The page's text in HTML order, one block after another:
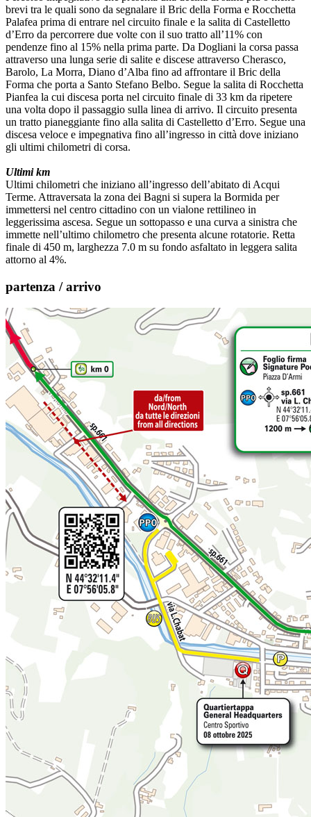
brevi tra le quali sono da segnalare il Bric della Forma e Rocchetta
Palafea prima di entrare nel circuito finale e la salita di Castelletto
d’Erro da percorrere due volte con il suo tratto all’11% con
pendenze fino al 15% nella prima parte. Da Dogliani la corsa passa
attraverso una lunga serie di salite e discese attraverso Cherasco,
Barolo, La Morra, Diano d’Alba fino ad affrontare il Bric della
Forma che porta a Santo Stefano Belbo. Segue la salita di Rocchetta
Pianfea la cui discesa porta nel circuito finale di 33 km da ripetere
una volta dopo il passaggio sulla linea di arrivo. Il circuito presenta
un tratto pianeggiante fino alla salita di Castelletto d’Erro. Segue una
discesa veloce e impegnativa fino all’ingresso in città dove iniziano
gli ultimi chilometri di corsa.
Ultimi km
Ultimi chilometri che iniziano all’ingresso dell’abitato di Acqui
Terme. Attraversata la zona dei Bagni si supera la Bormida per
immettersi nel centro cittadino con un vialone rettilineo in
leggerissima ascesa. Segue un sottopasso e una curva a sinistra che
immette nell’ultimo chilometro che presenta alcune rotatorie. Retta
finale di 450 m, larghezza 7.0 m su fondo asfaltato in leggera salita
attorno al 4%.
partenza / arrivo